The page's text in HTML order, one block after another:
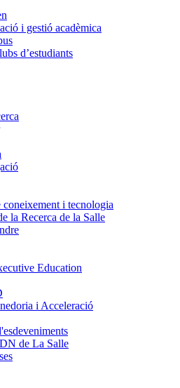
i gestió acadèmica
d’estudiants
coneixement i tecnologia
la Recerca de la Salle
Education
i Acceleració
de La Salle